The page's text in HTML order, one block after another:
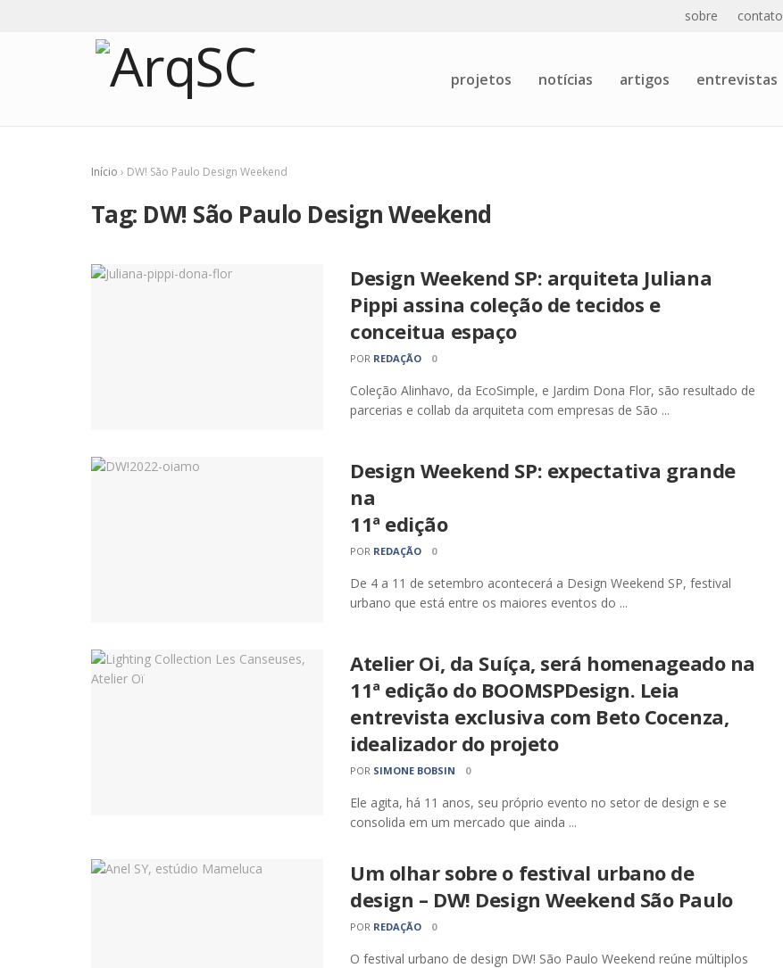
sobre contato
projetos notícias artigos entrevistas
Início › DW! São Paulo Design Weekend
Tag: DW! São Paulo Design Weekend
Design Weekend SP: arquiteta Juliana
Pippi assina coleção de tecidos e
conceitua espaço
POR REDAÇÃO 0
Coleção Alinhavo, da EcoSimple, e Jardim Dona Flor, são resultado de
parcerias e collab da arquiteta com empresas de São ...
Design Weekend SP: expectativa grande
na
11ª edição
POR REDAÇÃO 0
De 4 a 11 de setembro acontecerá a Design Weekend SP, festival
urbano que está entre os maiores eventos do ...
Atelier Oi, da Suíça, será homenageado na
11ª edição do BOOMSPDesign. Leia
entrevista exclusiva com Beto Cocenza,
idealizador do projeto
POR SIMONE BOBSIN 0
Ele agita, há 11 anos, seu próprio evento no setor de design e se
consolida em um mercado que ainda ...
Um olhar sobre o festival urbano de
design – DW! Design Weekend São Paulo
POR REDAÇÃO 0
O festival urbano de design DW! São Paulo Weekend reúne múltiplos